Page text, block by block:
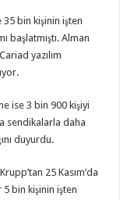
35 bin kişinin işten
başlatmıştı. Alman
yazılım
ise 3 bin 900 kişiyi
sendikalarla daha
duyurdu.
25 Kasım’da
5 bin kişinin işten